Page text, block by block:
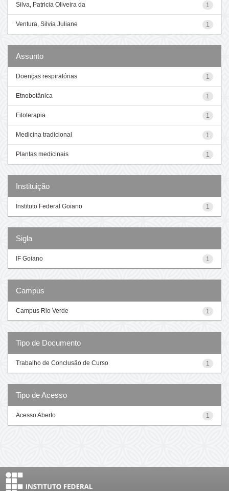
1
Silva, Patricia Oliveira da
1
Ventura, Silvia Juliane
Assunto
1
Doenças respiratórias
1
Etnobotânica
1
Fitoterapia
1
Medicina tradicional
1
Plantas medicinais
Instituição
1
Instituto Federal Goiano
Sigla
1
IF Goiano
Campus
1
Campus Rio Verde
Tipo de Documento
1
Trabalho de Conclusão de Curso
Tipo de Acesso
1
Acesso Aberto